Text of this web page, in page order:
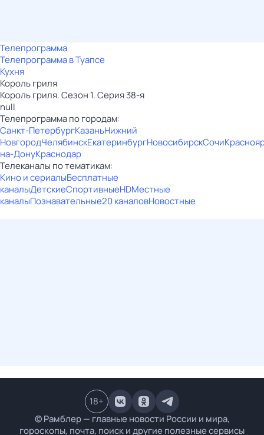
Телепрограмма
Телепрограмма в Туапсе
Кухня
Король гриля
Король гриля. Сезон 1. Серия 38-я
null
Телепрограмма по городам:
Санкт-ПетербургКазаньНижний
НовгородЧелябинскЕкатеринбургНовосибирскСочи
на-ДонуКраснодар
Телеканалы по тематикам:
Кино и сериалыБесплатные
каналыДетскиеСпортивныеHDМестные
каналыПознавательные20 каналовНовостные
© Рамблер — главные новости России и мира,
гороскопы, почта, поиск и другие полезные сервисы
18+